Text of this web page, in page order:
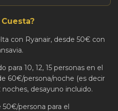
con Ryanair, desde 50€ con
para 10, 12, 15 personas en el
60€/persona/noche (es decir
desayuno incluido.
50€/persona para el